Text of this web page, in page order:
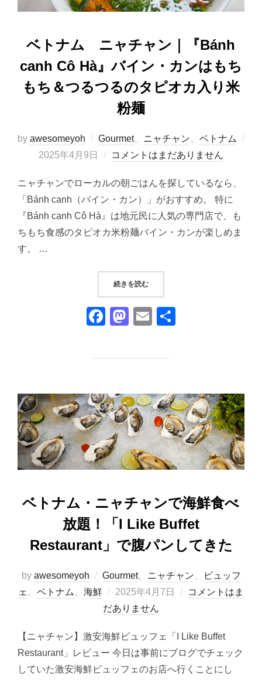
ベトナム ニャチャン｜『Bánh
canh Cô Hà』バイン・カンはもち
もち＆つるつるのタピオカ入り米
粉麺
by awesomeyoh Gourmet、 ニャチャン
ベトナム
投
日:
2025年4月9日 コメントはまだありません
ニャチャンでローカルの朝ごはんを探しているなら、
「Bánh canh（バイン・カン）」がおすすめ。 特に
『Bánh canh Cô Hà』は地元民に人気の専門店で、も
ちもち食感のタピオカ米粉麺バイン・カンが楽しめま
す。 …
続きを読む“ベトナム ニャチャン｜『BÁNH
F
c
b
o
o
k
M
st
d
o
n
E
ail
ベトナム・ニャチャンで海鮮食べ
放題！「I Like Buffet
Restaurant」で腹パンしてきた
by awesomeyoh Gourmet、 ニャチャン
ビュッフ
ェ
ベトナム 海鮮
投
稿
2025年4月7日
コメントはま
だありません
【ニャチャン】激安海鮮ビュッフェ「I Like Buffet
Restaurant」レビュー 今日は事前にブログでチェック
していた激安海鮮ビュッフェのお店へ行くことにし